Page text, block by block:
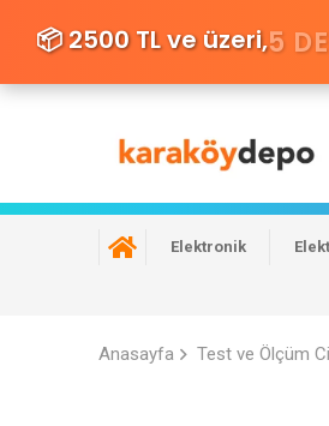
📦 2500 TL ve üzeri,5
Elektronik
Anasayfa Test ve Ölçüm